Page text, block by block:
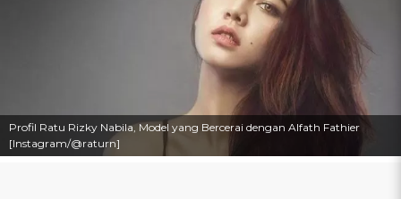
Profil Ratu Rizky Nabila, Model yang Bercerai dengan Alfath Fathier
[Instagram/@raturn]